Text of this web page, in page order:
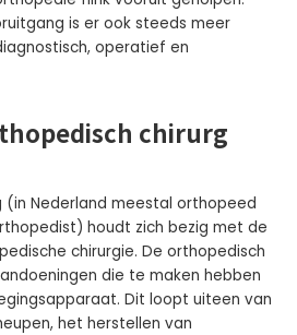
is er ook steeds meer
operatief en
chirurg
(in Nederland meestal orthopeed
houdt zich bezig met de
chirurgie. De orthopedisch
die te maken hebben
Dit loopt uiteen van
het herstellen van